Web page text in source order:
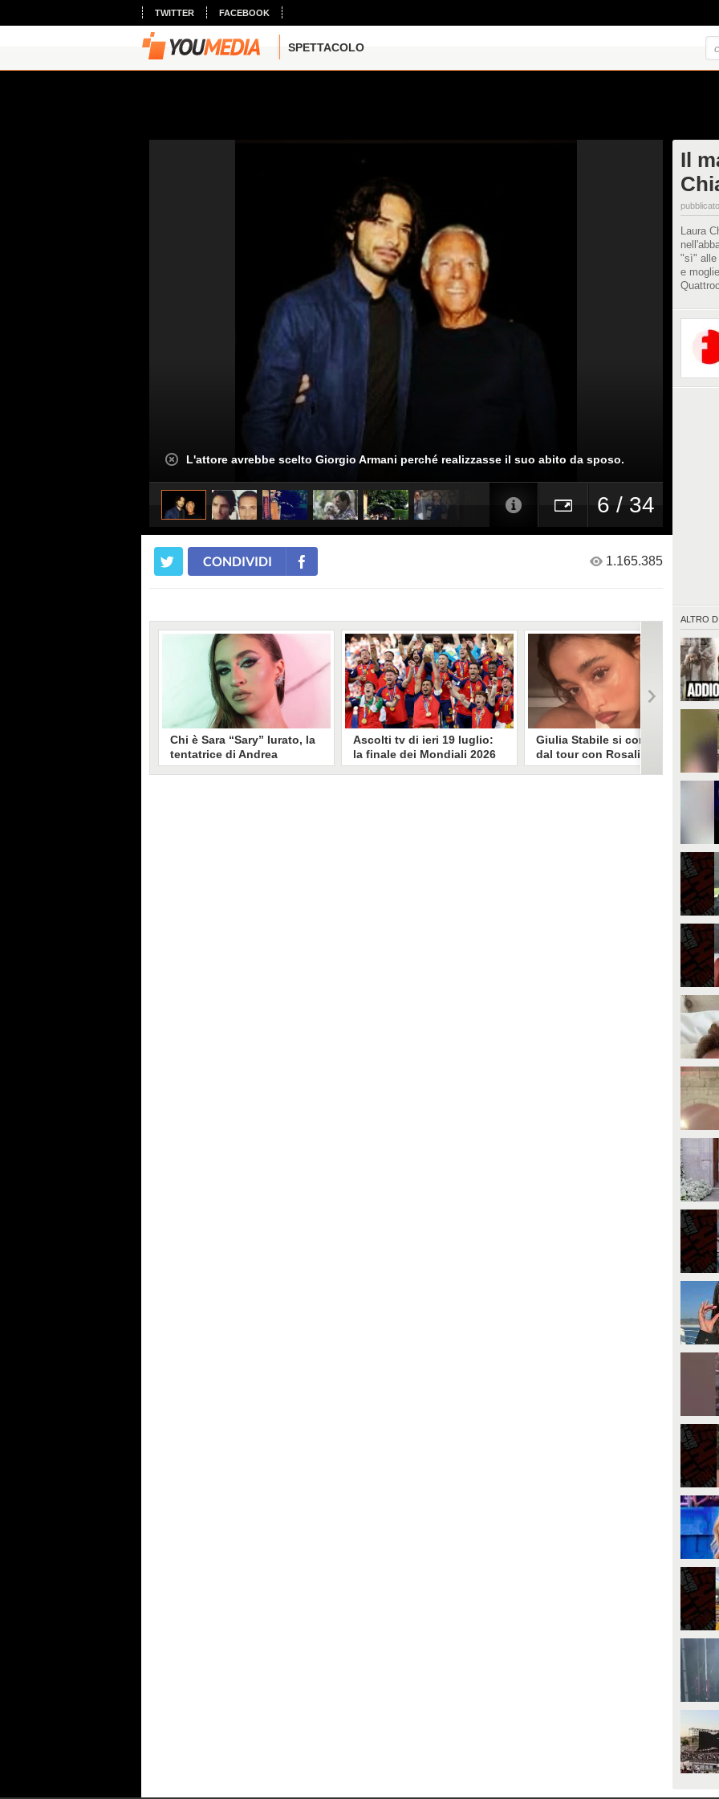
TWITTER FACEBOOK
SPETTACOLO
L'attore avrebbe scelto Giorgio Armani perché realizzasse il suo abito da sposo.
6 / 34
Il
Laura
"sì" alle
e
ALTRO DI
CONDIVIDI 1.165.385
Chi è Sara “Sary” Iurato, la
tentatrice di Andrea
Petraroli a Temptation
Ascolti tv di ieri 19 luglio:
la finale dei Mondiali 2026
Spagna-Argentina
Giulia Stabile si confessa
dal tour con Rosalia: "Non
sono stata bene, costretta
lasciata andare a una confessione